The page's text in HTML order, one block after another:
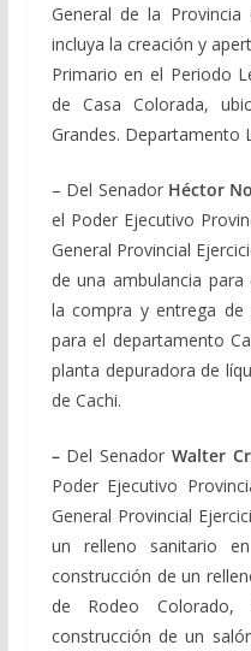
General de la
incluya la creación y
Primario en el Periodo
de Casa Colorada,
Grandes. Departamento
– Del SenadorHéctor
el Poder Ejecutivo
General Provincial
de una ambulancia
la compra y entrega de
para el departamento
planta depuradora de
de Cachi.
– Del Senador Walter
Poder Ejecutivo
General Provincial
un relleno sanitario
construcción de un
de Rodeo Colorado,
construcción de un